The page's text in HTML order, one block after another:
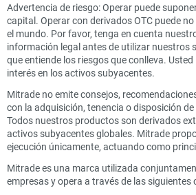
Advertencia de riesgo: Operar puede
capital. Operar con derivados OTC puede
el mundo. Por favor, tenga en cuenta
información legal antes de utilizar nuestros
que entiende los riesgos que conlleva.
interés en los activos subyacentes.
Mitrade no emite consejos,
con la adquisición, tenencia o disposición
Todos nuestros productos son derivados
activos subyacentes globales. Mitrade
ejecución únicamente, actuando como
Mitrade es una marca utilizada
empresas y opera a través de las siguientes